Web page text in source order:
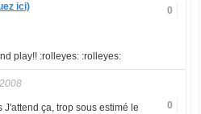
0
ici)
play!! :rolleyes: :rolleyes:
0
J'attend ça, trop sous estimé le